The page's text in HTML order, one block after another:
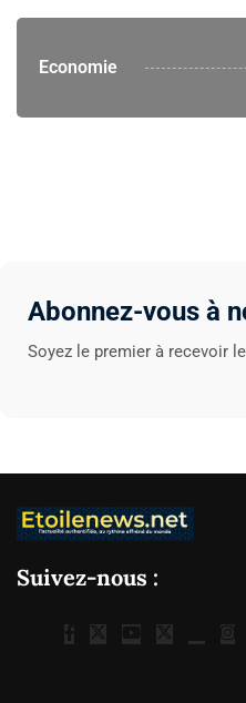
Economie
Abonnez-vous à
Soyez le premier à recevoir
Suivez-nous :